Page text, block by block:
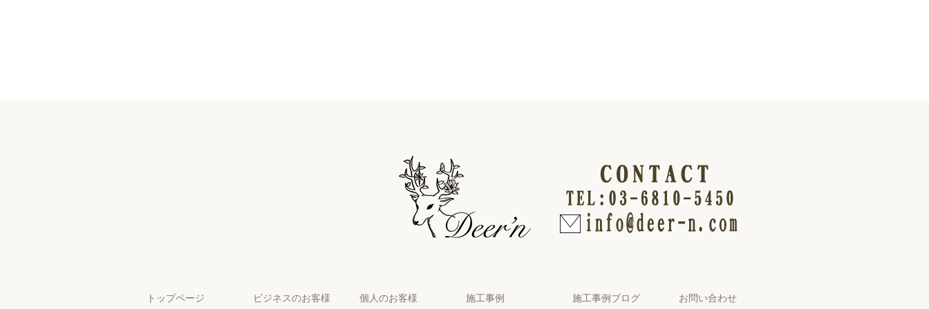
トップページ ビジネスのお客様 個人のお客様 施工事例 施工事例ブログ お問い合わせ